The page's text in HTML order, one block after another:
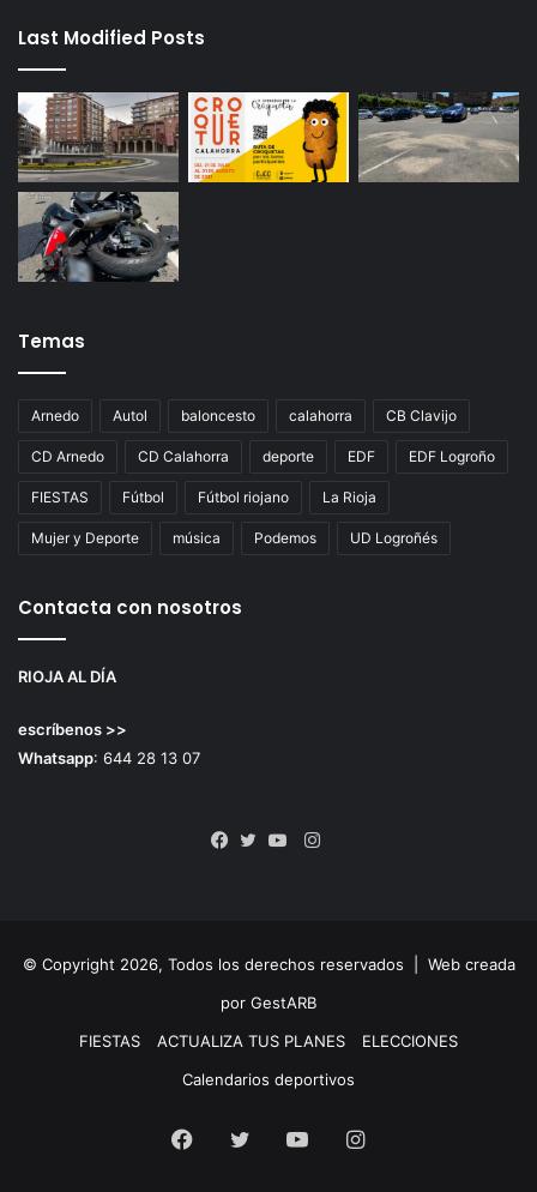
Last Modified Posts
Temas
Arnedo Autol baloncesto calahorra CB Clavijo
CD Arnedo CD Calahorra deporte EDF EDF Logroño
FIESTAS Fútbol Fútbol riojano La Rioja
Mujer y Deporte música Podemos UD Logroñés
Contacta con nosotros
RIOJA AL DÍA
escríbenos >>
Whatsapp: 644 28 13 07
Instagram
© Copyright 2026, Todos los derechos reservados | Web creada
por GestARB
FIESTAS
ACTUALIZA TUS PLANES
ELECCIONES
Calendarios deportivos
Facebook
Twitter YouTubeInstagram